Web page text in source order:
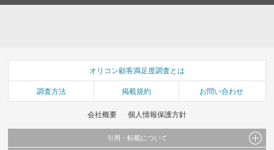
オリコン顧客満足度調査とは
調査方法 掲載規約 お問い合わせ
会社概要 個人情報保護方針
引用・転載について